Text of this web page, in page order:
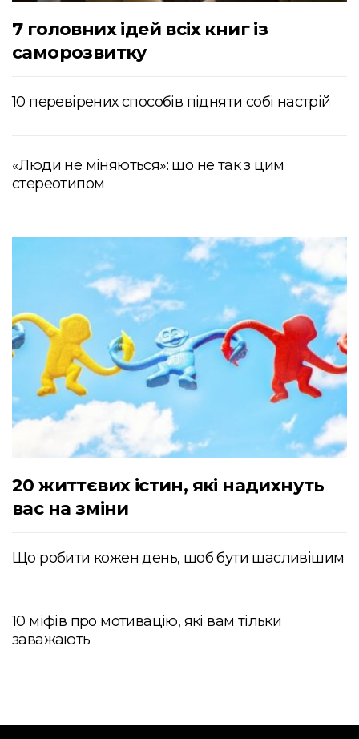
7 головних ідей всіх книг із
саморозвитку
10 перевірених способів підняти собі настрій
«Люди не міняються»: що не так з цим
стереотипом
20 життєвих істин, які надихнуть
вас на зміни
Що робити кожен день, щоб бути щасливішим
10 міфів про мотивацію, які вам тільки
заважають